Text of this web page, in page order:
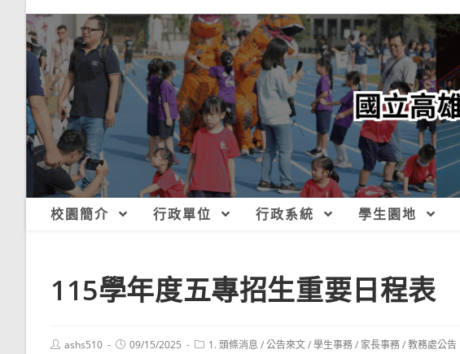
校園簡介 行政單位 行政系統 學生園地
115學年度五專招生重要日程表
Postashs510
Post09/15/2025
Post1. 頭條消息 /公告來文/學生事務/ 家長事務/教務處公告